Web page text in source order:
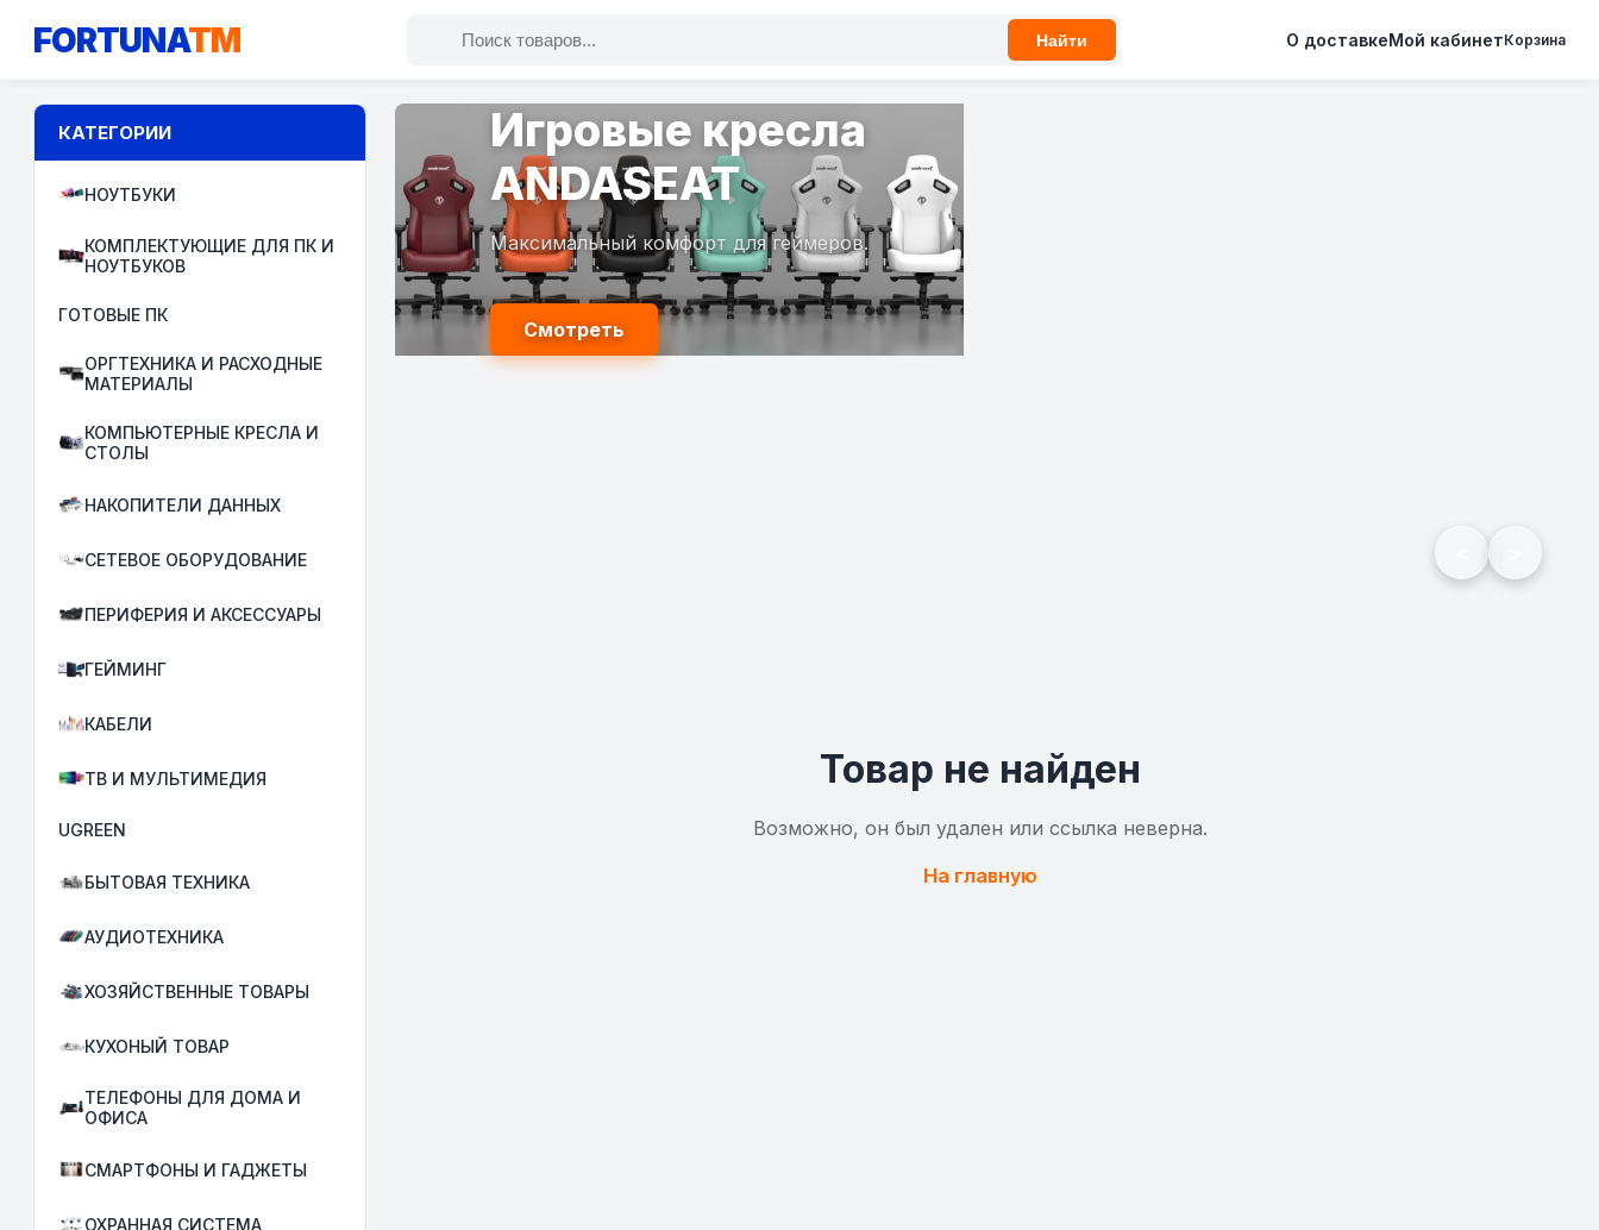
FORTUNATM Найти О доставкеМой кабинетКорзина
КАТЕГОРИИ
НОУТБУКИ
КОМПЛЕКТУЮЩИЕ ДЛЯ ПК И
НОУТБУКОВ
ГОТОВЫЕ ПК
ОРГТЕХНИКА И РАСХОДНЫЕ
МАТЕРИАЛЫ
КОМПЬЮТЕРНЫЕ КРЕСЛА И
СТОЛЫ
НАКОПИТЕЛИ ДАННЫХ
СЕТЕВОЕ ОБОРУДОВАНИЕ
ПЕРИФЕРИЯ И АКСЕССУАРЫ
ГЕЙМИНГ
КАБЕЛИ
ТВ И МУЛЬТИМЕДИЯ
UGREEN
БЫТОВАЯ ТЕХНИКА
АУДИОТЕХНИКА
ХОЗЯЙСТВЕННЫЕ ТОВАРЫ
КУХОНЫЙ ТОВАР
ТЕЛЕФОНЫ ДЛЯ ДОМА И
ОФИСА
СМАРТФОНЫ И ГАДЖЕТЫ
ОХРАННАЯ СИСТЕМА
Игровые кресла
ANDASEAT
Максимальный комфорт для геймеров.
Смотреть
Товар не найден
Возможно, он был удален или ссылка неверна.
На главную